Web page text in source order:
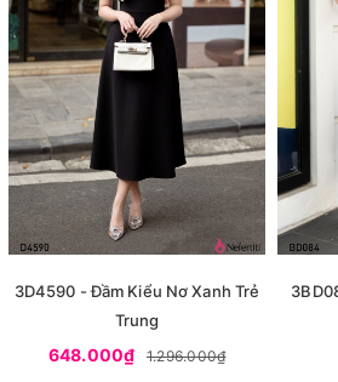
3D4590 - Đầm Kiểu Nơ Xanh Trẻ
Trung
648.000₫ 1.296.000₫